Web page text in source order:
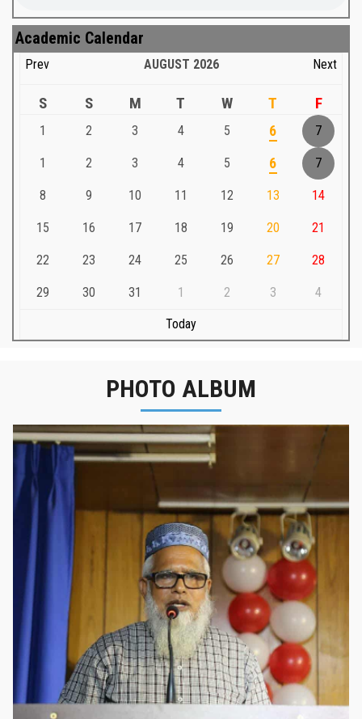
Academic Calendar
Prev AUGUST 2026 Next
S S M T W T F
1 2 3 4 5 6 7
1 2 3 4 5 6 7
8 9 10 11 12 13 14
15 16 17 18 19 20 21
22 23 24 25 26 27 28
29 30 31 1 2 3 4
Today
PHOTO ALBUM
নবীনবরণ - ২০২৫